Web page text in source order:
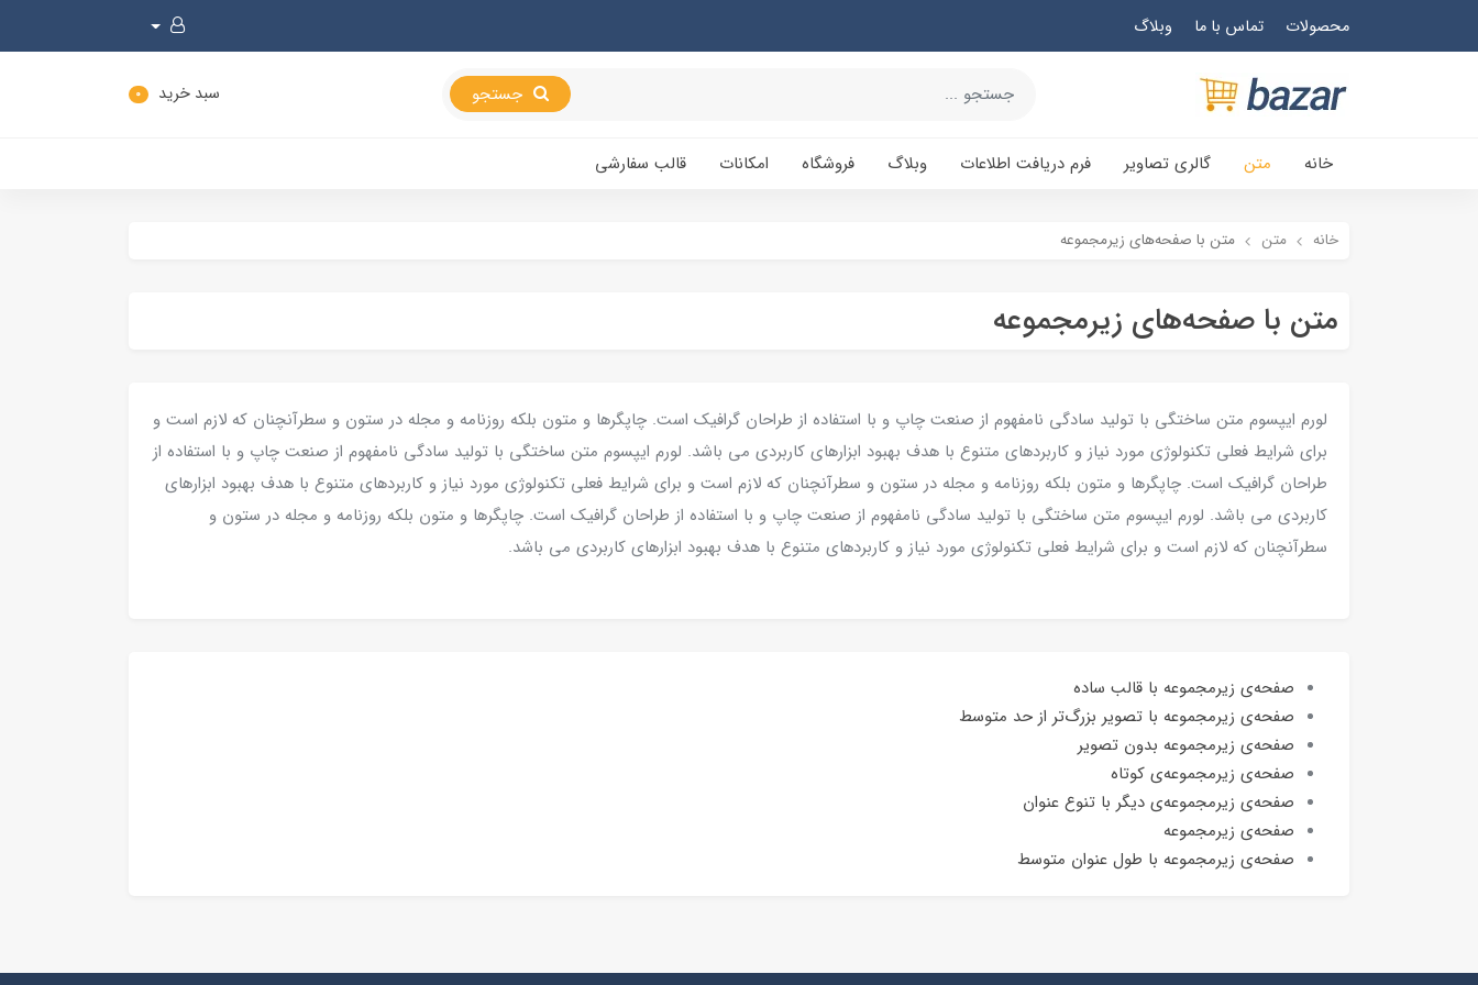
محصولات تماس با ما وبلاگ
سبد خرید 0
خانه متن گالری تصاویر فرم دریافت اطلاعات وبلاگ فروشگاه امکانات قالب سفارشی
خانه متن متن با صفحه‌های زیرمجموعه
متن با صفحه‌های زیرمجموعه
لورم ایپسوم متن ساختگی با تولید سادگی نامفهوم از صنعت چاپ و با استفاده از طراحان گرافیک است. چاپگرها و متون بلکه روزنامه و مجله در ستون و سطرآنچنان که لازم است و
برای شرایط فعلی تکنولوژی مورد نیاز و کاربردهای متنوع با هدف بهبود ابزارهای کاربردی می باشد. لورم ایپسوم متن ساختگی با تولید سادگی نامفهوم از صنعت چاپ و با استفاده از
طراحان گرافیک است. چاپگرها و متون بلکه روزنامه و مجله در ستون و سطرآنچنان که لازم است و برای شرایط فعلی تکنولوژی مورد نیاز و کاربردهای متنوع با هدف بهبود ابزارهای
کاربردی می باشد. لورم ایپسوم متن ساختگی با تولید سادگی نامفهوم از صنعت چاپ و با استفاده از طراحان گرافیک است. چاپگرها و متون بلکه روزنامه و مجله در ستون و
سطرآنچنان که لازم است و برای شرایط فعلی تکنولوژی مورد نیاز و کاربردهای متنوع با هدف بهبود ابزارهای کاربردی می باشد.
صفحه‌ی زیرمجموعه با قالب ساده
صفحه‌ی زیرمجموعه با تصویر بزرگ‌تر از حد متوسط
صفحه‌ی زیرمجموعه بدون تصویر
صفحه‌ی زیرمجموعه‌ی کوتاه
صفحه‌ی زیرمجموعه‌ی دیگر با تنوع عنوان
صفحه‌ی زیرمجموعه
صفحه‌ی زیرمجموعه با طول عنوان متوسط